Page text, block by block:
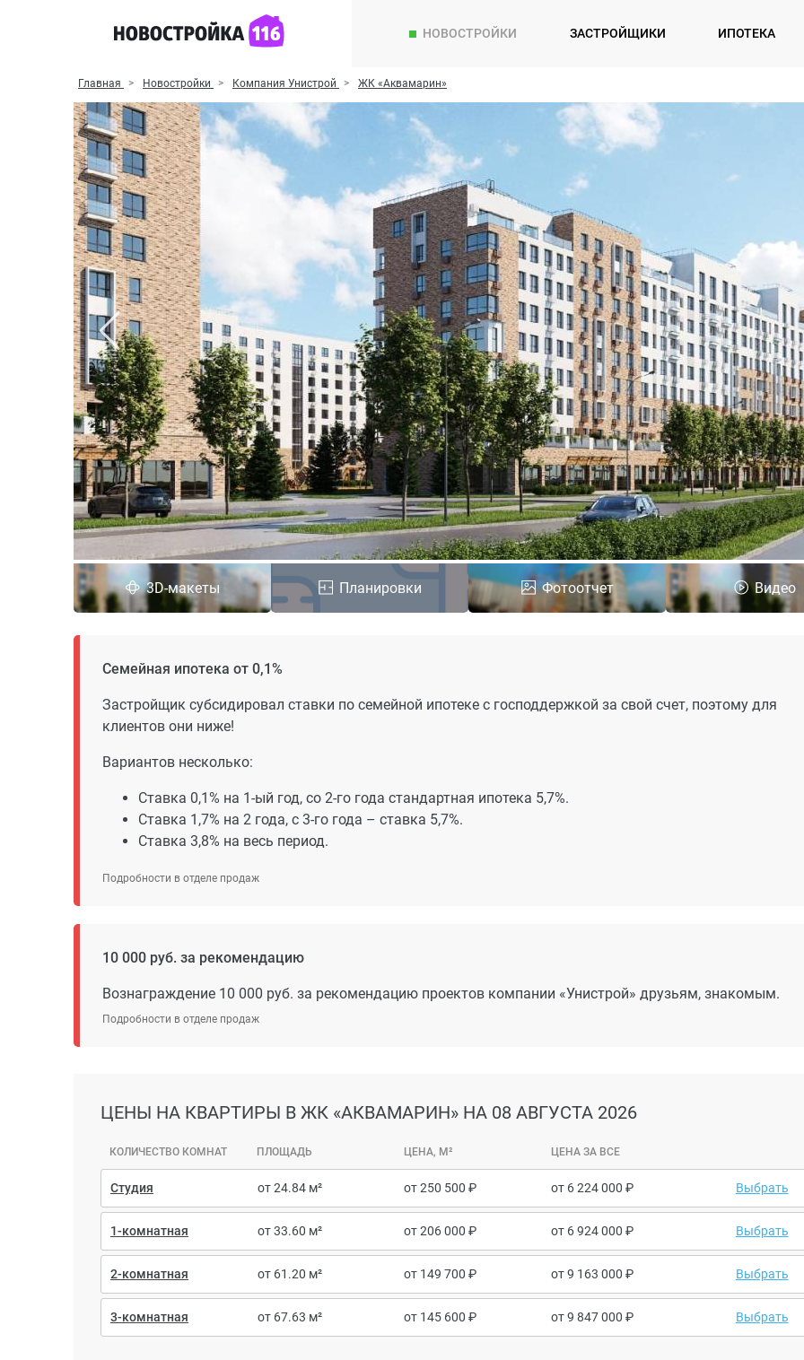
НОВОСТРОЙКИ ЗАСТРОЙЩИКИ ИПОТЕКА
Главная Новостройки Компания Унистрой ЖК «Аквамарин»
3D-макеты Планировки Фотоотчет Видео
Семейная ипотека от 0,1%
Застройщик субсидировал ставки по семейной ипотеке с господдержкой за свой счет, поэтому для
клиентов они ниже!
Вариантов несколько:
Ставка 0,1% на 1-ый год, со 2-го года стандартная ипотека 5,7%.
Ставка 1,7% на 2 года, с 3-го года – ставка 5,7%.
Ставка 3,8% на весь период.
Подробности в отделе продаж
10 000 руб. за рекомендацию
Вознаграждение 10 000 руб. за рекомендацию проектов компании «Унистрой» друзьям, знакомым.
Подробности в отделе продаж
ЦЕНЫ НА КВАРТИРЫ В ЖК «АКВАМАРИН» НА 08 АВГУСТА 2026
КОЛИЧЕСТВО КОМНАТ ПЛОЩАДЬ ЦЕНА, М² ЦЕНА ЗА ВСЕ
Студия от 24.84 м² от250 500 от 6 224 000 Выбрать
1-комнатная от 33.60 м² от206 000 от 6 924 000 Выбрать
2-комнатная от 61.20 м² от 149 700 от9 163 000 Выбрать
3-комнатная от 67.63 м² от 145 600 от9 847 000 Выбрать